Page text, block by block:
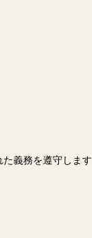
義務を遵守します